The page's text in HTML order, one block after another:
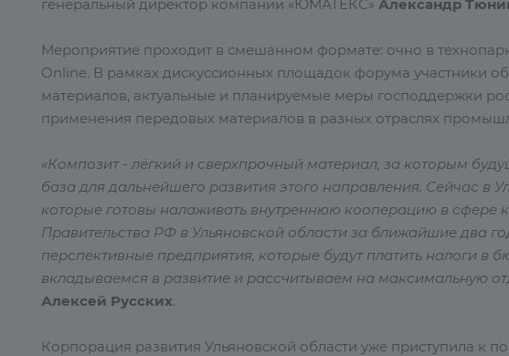
генеральный директор компании «ЮМАТЕКС» Александр
Мероприятие проходит в смешанном формате: очно в
Online. В рамках дискуссионных площадок форума участники
материалов, актуальные и планируемые меры господдержки
применения передовых материалов в разных отраслях
«Композит - лёгкий и сверхпрочный материал, за которым
база для дальнейшего развития этого направления. Сейчас в
которые готовы налаживать внутреннюю кооперацию в сфере
Правительства РФ в Ульяновской области за ближайшие два
перспективные предприятия, которые будут платить налоги в
вкладываемся в развитие и рассчитываем на максимальную
Алексей Русских.
Корпорация развития Ульяновской области уже приступила к